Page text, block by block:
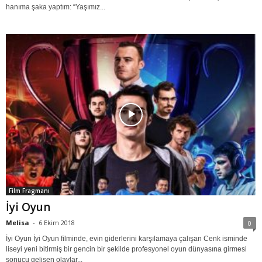
hanıma şaka yaptım: “Yaşımız...
Film Fragmanı
İyi Oyun
Melisa - 6 Ekim 2018 0
İyi Oyun İyi Oyun filminde, evin giderlerini karşılamaya çalışan Cenk isminde
liseyi yeni bitirmiş bir gencin bir şekilde profesyonel oyun dünyasına girmesi
sonucu gelişen olaylar...